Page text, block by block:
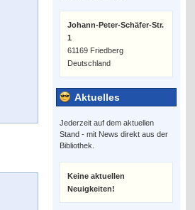
Johann-Peter-Schäfer-Str.
1
61169 Friedberg
Deutschland
Aktuelles
Jederzeit auf dem aktuellen
Stand - mit News direkt aus der
Bibliothek.
Keine aktuellen
Neuigkeiten!